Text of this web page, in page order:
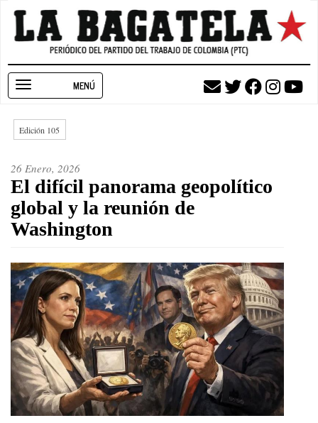
Pasar
contenido
navigation
Edición 105
26 Enero, 2026
El difícil panorama geopolítico
global y la reunión de
Washington